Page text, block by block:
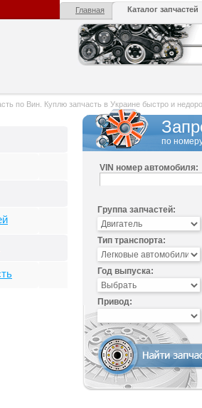
Главная Каталог запчастей
по Вин. Куплю запчасть в Украине быстро и
по
VIN номер автомобиля:
Группа запчастей:
Тип транспорта:
Год выпуска:
Привод: